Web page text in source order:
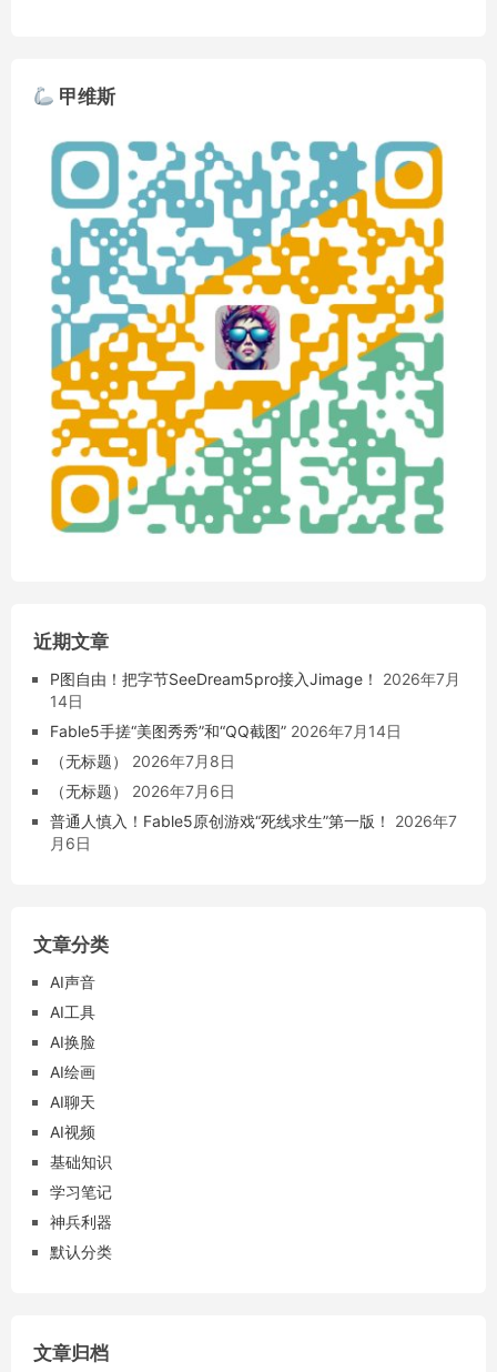
甲维斯
近期文章
P图自由！把字节SeeDream5pro接入Jimage！
2026年7月
14日
Fable5手搓“美图秀秀”和“QQ截图” 2026年7月14日
（无标题）
2026年7月8日
（无标题）
2026年7月6日
普通人慎入！Fable5原创游戏“死线求生”第一版！
2026年7
月6日
文章分类
AI声音
AI工具
AI换脸
AI绘画
AI聊天
AI视频
基础知识
学习笔记
神兵利器
默认分类
文章归档